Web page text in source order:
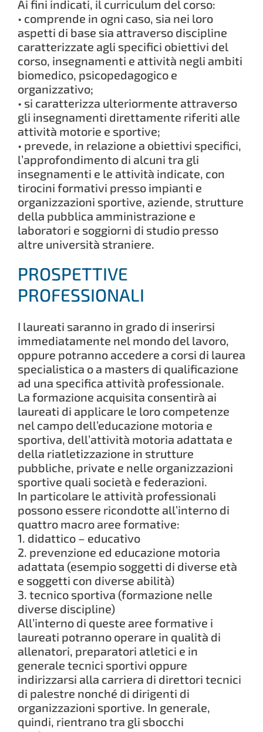
Ai fini indicati, il curriculum del corso:
• comprende in ogni caso, sia nei loro
aspetti di base sia attraverso discipline
caratterizzate agli specifici obiettivi del
corso, insegnamenti e attività negli ambiti
biomedico, psicopedagogico e
organizzativo;
• si caratterizza ulteriormente attraverso
gli insegnamenti direttamente riferiti alle
attività motorie e sportive;
• prevede, in relazione a obiettivi specifici,
l’approfondimento di alcuni tra gli
insegnamenti e le attività indicate, con
tirocini formativi presso impianti e
organizzazioni sportive, aziende, strutture
della pubblica amministrazione e
laboratori e soggiorni di studio presso
altre università straniere.
PROSPETTIVE
PROFESSIONALI
I laureati saranno in grado di inserirsi
immediatamente nel mondo del lavoro,
oppure potranno accedere a corsi di laurea
specialistica o a masters di qualificazione
ad una specifica attività professionale.
La formazione acquisita consentirà ai
laureati di applicare le loro competenze
nel campo dell’educazione motoria e
sportiva, dell’attività motoria adattata e
della riatletizzazione in strutture
pubbliche, private e nelle organizzazioni
sportive quali società e federazioni.
In particolare le attività professionali
possono essere ricondotte all’interno di
quattro macro aree formative:
1. didattico – educativo
2. prevenzione ed educazione motoria
adattata (esempio soggetti di diverse età
e soggetti con diverse abilità)
3. tecnico sportiva (formazione nelle
diverse discipline)
All’interno di queste aree formative i
laureati potranno operare in qualità di
allenatori, preparatori atletici e in
generale tecnici sportivi oppure
indirizzarsi alla carriera di direttori tecnici
di palestre nonché di dirigenti di
organizzazioni sportive. In generale,
quindi, rientrano tra gli sbocchi